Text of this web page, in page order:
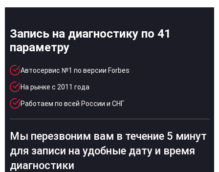
Запись на диагностику по 41
параметру
Автосервис №1 по версии Forbes
На рынке с 2011 года
Работаем по всей России и СНГ
Мы перезвоним вам в течение 5 минут
для записи на удобные дату и время
диагностики